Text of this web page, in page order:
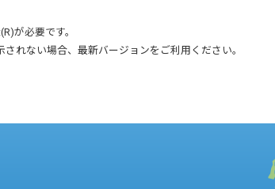
が必要です。
れない場合、最新バージョンをご利用ください。